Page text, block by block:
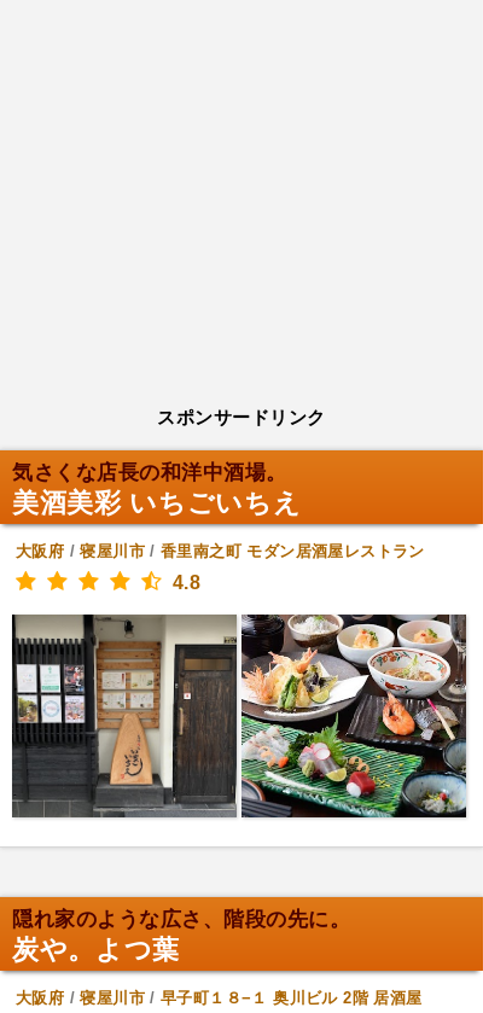
スポンサードリンク
気さくな店長の和洋中酒場。
美酒美彩 いちごいちえ
大阪府 /寝屋川市/香里南之町 モダン居酒屋レストラン
4.8
隠れ家のような広さ、階段の先に。
炭や。よつ葉
大阪府 /寝屋川市/早子町１８−１ 奥川ビル 2階 居酒屋